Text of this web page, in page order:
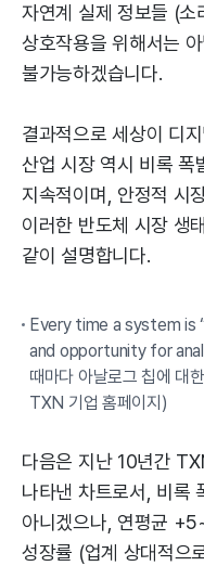
자연계 실제 정보들 (소
상호작용을 위해서는
불가능하겠습니다.
결과적으로 세상이 디
산업 시장 역시 비록 폭
지속적이며, 안정적 시
이러한 반도체 시장 생
같이 설명합니다.
Every time a system is
and opportunity for
때마다 아날로그 칩에 대
TXN 기업 홈페이지)
다음은 지난 10년간
나타낸 차트로서, 비록
아니겠으나, 연평균
성장률 (업계 상대적으